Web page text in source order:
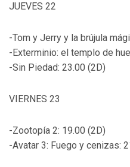
JUEVES 22
-Tom y Jerry y la brújula
-Exterminio: el templo de
-Sin Piedad: 23.00 (2D)
VIERNES 23
-Zootopía 2: 19.00 (2D)
-Avatar 3: Fuego y cenizas: